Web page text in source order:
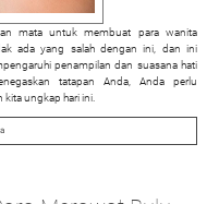
mata untuk membuat para wanita
ada yang salah dengan ini, dan ini
penampilan dan suasana hati
tatapan Anda, Anda perlu
ungkap hari ini.